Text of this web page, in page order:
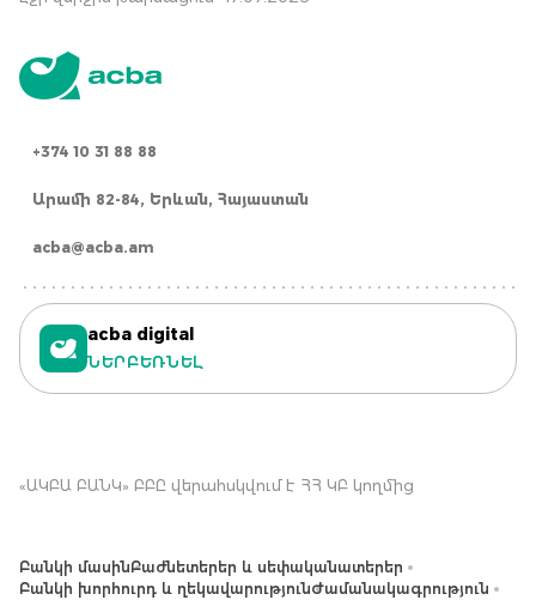
+374 10 31 88 88
Արամի 82-84, Երևան, Հայաստան
acba@acba.am
acba digital
ՆԵՐԲԵՌՆԵԼ
«ԱԿԲԱ ԲԱՆԿ» ԲԲԸ վերահսկվում է ՀՀ ԿԲ կողմից
Բանկի մասինԲաժնետերեր և սեփականատերեր
Բանկի խորհուրդ և ղեկավարությունԺամանակագրություն